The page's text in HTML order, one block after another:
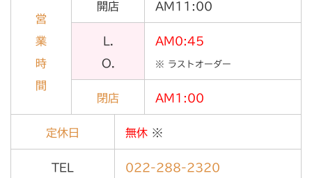
営
業
時
間
開店 AM11:00
O.
AM0:45
※ ラストオーダー
閉店 AM1:00
定休日 無休 ※
TEL 022-288-2320